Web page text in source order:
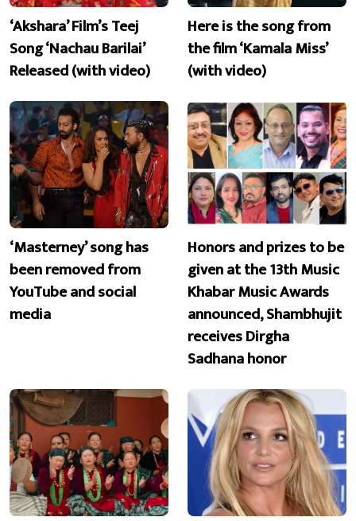
‘Akshara’ Film’s Teej
Song ‘Nachau Barilai’
Released (with video)
Here is the song from
the film ‘Kamala Miss’
(with video)
‘Masterney’ song has
been removed from
YouTube and social
media
Honors and prizes to be
given at the 13th Music
Khabar Music Awards
announced, Shambhujit
receives Dirgha
Sadhana honor